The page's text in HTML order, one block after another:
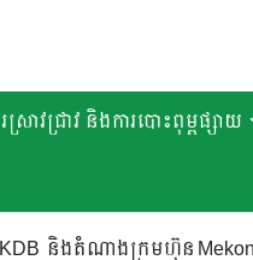
រស្រាវជ្រាវ និងការបោះពុម្ពផ្សាយ
និងតំណាងក្រុមហ៊ុន